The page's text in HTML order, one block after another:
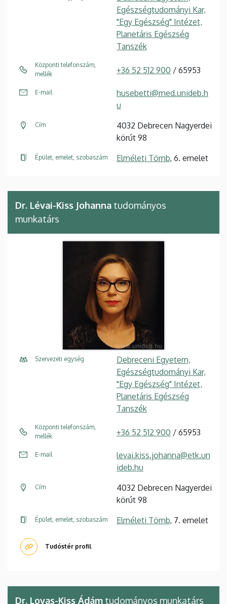
Egészségtudományi Kar,
"Egy Egészség" Intézet,
Planetáris Egészség
Tanszék
Központi telefonszám,
mellék
+36 52 512 900 / 65953
E-mail
husebetti@med.unideb.h
u
Cím
4032 Debrecen Nagyerdei
körút 98
Épület, emelet, szobaszám Elméleti Tömb, 6. emelet
Dr. Lévai-Kiss Johanna tudományos
munkatárs
Szervezeti egység
Debreceni Egyetem,
Egészségtudományi Kar,
"Egy Egészség" Intézet,
Planetáris Egészség
Tanszék
Központi telefonszám,
mellék
+36 52 512 900 / 65953
E-mail
levai.kiss.johanna@etk.un
ideb.hu
Cím
4032 Debrecen Nagyerdei
körút 98
Épület, emelet, szobaszám Elméleti Tömb, 7. emelet
Tudóstér profil
Dr. Lovas-Kiss Ádám tudományos munkatárs